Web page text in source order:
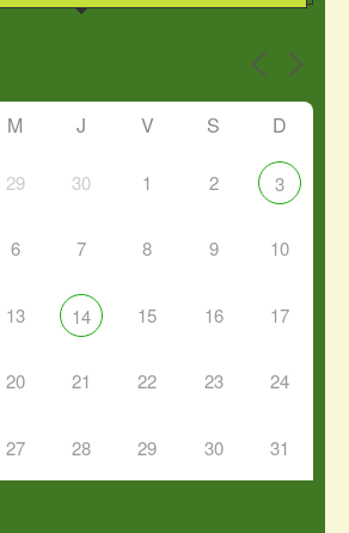
M J V S D
29 30 1 2 3
6 7 8 9 10
13 14 15 16 17
20 21 22 23 24
27 28 29 30 31